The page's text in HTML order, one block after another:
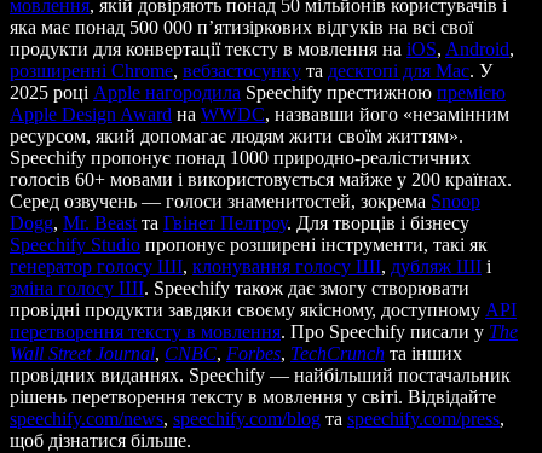
мовлення, якій довіряють понад 50 мільйонів користувачів і
яка має понад 500 000 п’ятизіркових відгуків на всі свої
продукти для конвертації тексту в мовлення на iOS, Android,
розширенні Chrome, вебзастосунку та десктопі для Mac. У
2025 році Apple нагородила Speechify престижною премією
Apple Design Award на WWDC, назвавши його «незамінним
ресурсом, який допомагає людям жити своїм життям».
Speechify пропонує понад 1000 природно-реалістичних
голосів 60+ мовами і використовується майже у 200 країнах.
Серед озвучень — голоси знаменитостей, зокрема Snoop
Dogg, Mr. Beast та Гвінет Пелтроу. Для творців і бізнесу
Speechify Studio пропонує розширені інструменти, такі як
генератор голосу ШІ, клонування голосу ШІ, дубляж ШІ і
зміна голосу ШІ. Speechify також дає змогу створювати
провідні продукти завдяки своєму якісному, доступному API
перетворення тексту в мовлення. Про Speechify писали у The
Wall Street Journal, CNBC, Forbes, TechCrunch та інших
провідних виданнях. Speechify — найбільший постачальник
рішень перетворення тексту в мовлення у світі. Відвідайте
speechify.com/news, speechify.com/blog та speechify.com/press,
щоб дізнатися більше.